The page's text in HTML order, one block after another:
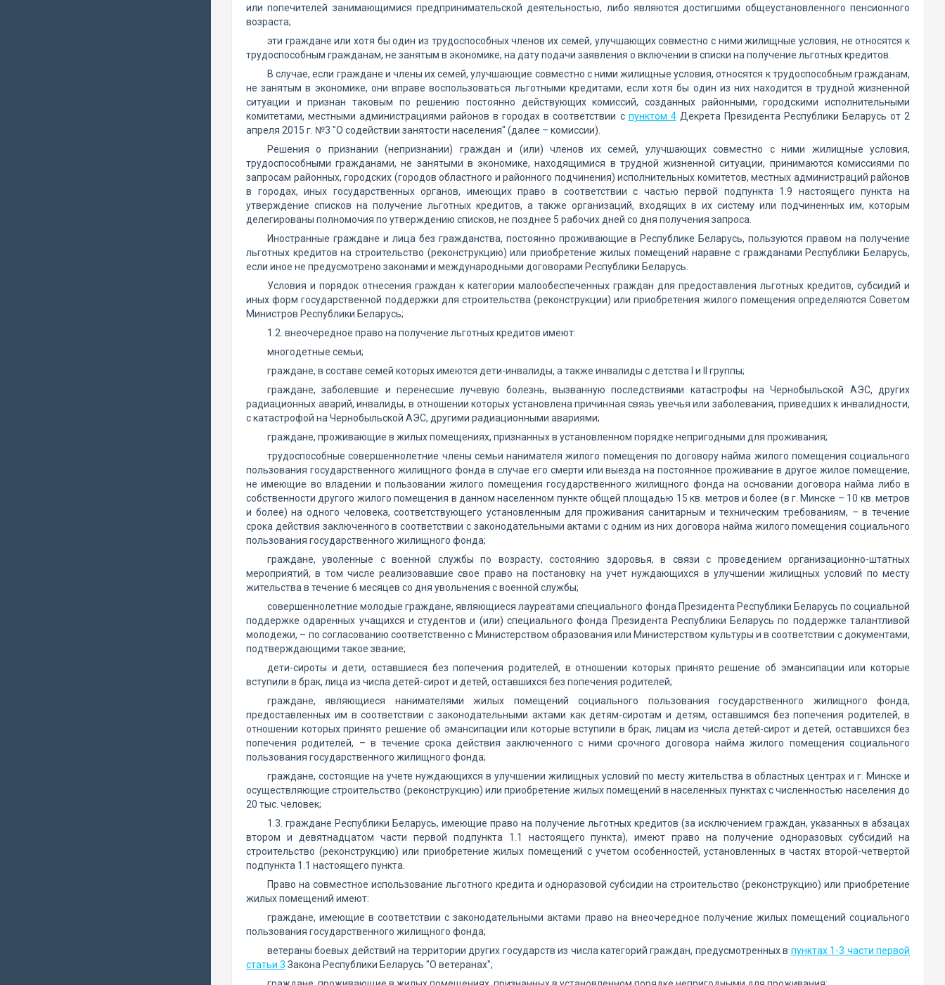
или попечителей занимающимися предпринимательской деятельностью, либо являются достигшими общеустановленного пенсионного
возраста;
эти граждане или хотя бы один из трудоспособных членов их семей, улучшающих совместно с ними жилищные условия, не относятся к
трудоспособным гражданам, не занятым в экономике, на дату подачи заявления о включении в списки на получение льготных кредитов.
В случае, если граждане и члены их семей, улучшающие совместно с ними жилищные условия, относятся к трудоспособным гражданам,
не занятым в экономике, они вправе воспользоваться льготными кредитами, если хотя бы один из них находится в трудной жизненной
ситуации и признан таковым по решению постоянно действующих комиссий, созданных районными, городскими исполнительными
комитетами, местными администрациями районов в городах в соответствии с пунктом 4Декрета Президента Республики Беларусь от 2
апреля 2015 г. №3 "О содействии занятости населения" (далее – комиссии).
Решения о признании (непризнании) граждан и (или) членов их семей, улучшающих совместно с ними жилищные условия,
трудоспособными гражданами, не занятыми в экономике, находящимися в трудной жизненной ситуации, принимаются комиссиями по
запросам районных, городских (городов областного и районного подчинения) исполнительных комитетов, местных администраций районов
в городах, иных государственных органов, имеющих право в соответствии с частью первой подпункта 1.9 настоящего пункта на
утверждение списков на получение льготных кредитов, а также организаций, входящих в их систему или подчиненных им, которым
делегированы полномочия по утверждению списков, не позднее 5 рабочих дней со дня получения запроса.
Иностранные граждане и лица без гражданства, постоянно проживающие в Республике Беларусь, пользуются правом на получение
льготных кредитов на строительство (реконструкцию) или приобретение жилых помещений наравне с гражданами Республики Беларусь,
если иное не предусмотрено законами и международными договорами Республики Беларусь.
Условия и порядок отнесения граждан к категории малообеспеченных граждан для предоставления льготных кредитов, субсидий и
иных форм государственной поддержки для строительства (реконструкции) или приобретения жилого помещения определяются Советом
Министров Республики Беларусь;
1.2. внеочередное право на получение льготных кредитов имеют:
многодетные семьи;
граждане, в составе семей которых имеются дети-инвалиды, а также инвалиды с детства I и II группы;
граждане, заболевшие и перенесшие лучевую болезнь, вызванную последствиями катастрофы на Чернобыльской АЭС, других
радиационных аварий, инвалиды, в отношении которых установлена причинная связь увечья или заболевания, приведших к инвалидности,
с катастрофой на Чернобыльской АЭС, другими радиационными авариями;
граждане, проживающие в жилых помещениях, признанных в установленном порядке непригодными для проживания;
трудоспособные совершеннолетние члены семьи нанимателя жилого помещения по договору найма жилого помещения социального
пользования государственного жилищного фонда в случае его смерти или выезда на постоянное проживание в другое жилое помещение,
не имеющие во владении и пользовании жилого помещения государственного жилищного фонда на основании договора найма либо в
собственности другого жилого помещения в данном населенном пункте общей площадью 15 кв. метров и более (в г. Минске – 10 кв. метров
и более) на одного человека, соответствующего установленным для проживания санитарным и техническим требованиям, – в течение
срока действия заключенного в соответствии с законодательными актами с одним из них договора найма жилого помещения социального
пользования государственного жилищного фонда;
граждане, уволенные с военной службы по возрасту, состоянию здоровья, в связи с проведением организационно-штатных
мероприятий, в том числе реализовавшие свое право на постановку на учет нуждающихся в улучшении жилищных условий по месту
жительства в течение 6 месяцев со дня увольнения с военной службы;
совершеннолетние молодые граждане, являющиеся лауреатами специального фонда Президента Республики Беларусь по социальной
поддержке одаренных учащихся и студентов и (или) специального фонда Президента Республики Беларусь по поддержке талантливой
молодежи, – по согласованию соответственно с Министерством образования или Министерством культуры и в соответствии с документами,
подтверждающими такое звание;
дети-сироты и дети, оставшиеся без попечения родителей, в отношении которых принято решение об эмансипации или которые
вступили в брак, лица из числа детей-сирот и детей, оставшихся без попечения родителей;
граждане, являющиеся нанимателями жилых помещений социального пользования государственного жилищного фонда,
предоставленных им в соответствии с законодательными актами как детям-сиротам и детям, оставшимся без попечения родителей, в
отношении которых принято решение об эмансипации или которые вступили в брак, лицам из числа детей-сирот и детей, оставшихся без
попечения родителей, – в течение срока действия заключенного с ними срочного договора найма жилого помещения социального
пользования государственного жилищного фонда;
граждане, состоящие на учете нуждающихся в улучшении жилищных условий по месту жительства в областных центрах и г. Минске и
осуществляющие строительство (реконструкцию) или приобретение жилых помещений в населенных пунктах с численностью населения до
20 тыс. человек;
1.3. граждане Республики Беларусь, имеющие право на получение льготных кредитов (за исключением граждан, указанных в абзацах
втором и девятнадцатом части первой подпункта 1.1 настоящего пункта), имеют право на получение одноразовых субсидий на
строительство (реконструкцию) или приобретение жилых помещений с учетом особенностей, установленных в частях второй-четвертой
подпункта 1.1 настоящего пункта.
Право на совместное использование льготного кредита и одноразовой субсидии на строительство (реконструкцию) или приобретение
жилых помещений имеют:
граждане, имеющие в соответствии с законодательными актами право на внеочередное получение жилых помещений социального
пользования государственного жилищного фонда;
ветераны боевых действий на территории других государств из числа категорий граждан, предусмотренных в пунктах 1-3 части первой
статьи 3 Закона Республики Беларусь "О ветеранах";